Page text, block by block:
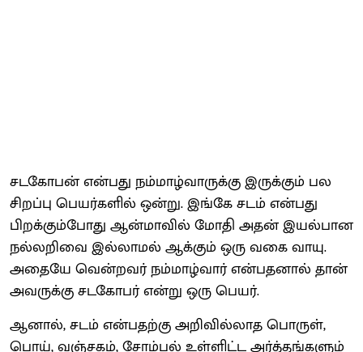
சடகோபன் என்பது நம்மாழ்வாருக்கு இருக்கும் பல
சிறப்பு பெயர்களில் ஒன்று. இங்கே சடம் என்பது
பிறக்கும்போது ஆன்மாவில் மோதி அதன் இயல்பான
நல்லறிவை இல்லாமல் ஆக்கும் ஒரு வகை வாயு.
அதையே வென்றவர் நம்மாழ்வார் என்பதனால் தான்
அவருக்கு சடகோபர் என்று ஒரு பெயர்.
ஆனால், சடம் என்பதற்கு அறிவில்லாத பொருள்,
பொய், வஞ்சகம், சோம்பல் உள்ளிட்ட அர்த்தங்களும்